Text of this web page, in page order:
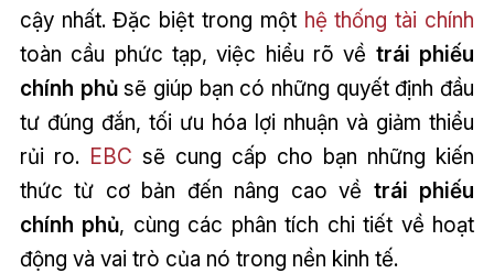
cậy nhất. Đặc biệt trong một hệ thống tài chính
toàn cầu phức tạp, việc hiểu rõ về trái phiếu
chính phủsẽ giúp bạn có những quyết định đầu
tư đúng đắn, tối ưu hóa lợi nhuận và giảm thiểu
rủi ro. EBC sẽ cung cấp cho bạn những kiến
thức từ cơ bản đến nâng cao về trái phiếu
chính phủ, cùng các phân tích chi tiết về hoạt
động và vai trò của nó trong nền kinh tế.